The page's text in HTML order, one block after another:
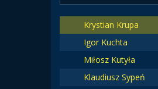
Krystian Krupa
Igor Kuchta
Miłosz Kutyła
Klaudiusz Sypeń